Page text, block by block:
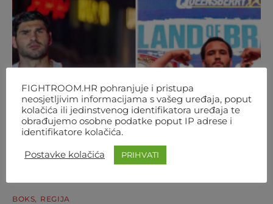
BOKS REGIJA
FIGHTROOM.HR pohranjuje i pristupa
neosjetljivim informacijama s vašeg uređaja, poput
kolačića ili jedinstvenog identifikatora uređaja te
obrađujemo osobne podatke poput IP adrese i
identifikatore kolačića.
Postavke kolačića PRIHVATI